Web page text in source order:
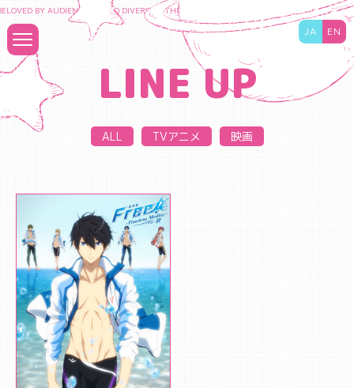
BY AUDIENCES TO DIVERSIFY THE CONTENT BUSINESS AND MAXIMIZE THE
JA EN
LINE UP
ALL TVアニメ 映画